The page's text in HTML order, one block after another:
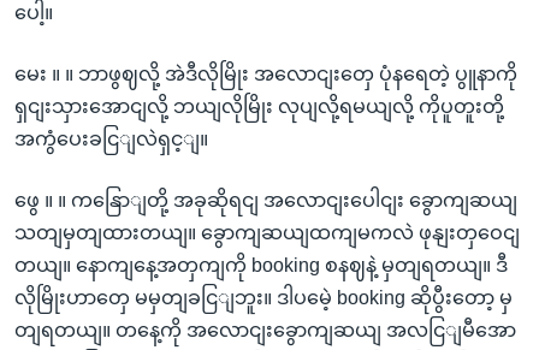
ပေါ့။
မေး ။ ။ ဘာဖွဈလို့ အဲဒီလိုမြိုး အလောငျးတှေ ပုံနရေတဲ့ ပွူနာကို
ရှငျးသှားအောငျလို့ ဘယျလိုမြိုး လုပျလို့ရမယျလို့ ကိုပူတူးတို့
အကွံပေးခငြျလဲရှင့ျ။
ဖွေ ။ ။ ကနြောျတို့ အခုဆိုရငျ အလောငျးပေါငျး ခွောကျဆယျ
သတျမှတျထားတယျ။ ခွောကျဆယျထကျမကလဲ ဖုနျးတှဝေငျ
တယျ။ နောကျနေ့အတှကျကို booking စနဈနဲ့ မှတျရတယျ။ ဒီ
လိုမြိုးဟာတှေ မမှတျခငြျဘူး။ ဒါပမေဲ့ booking ဆိုပွီးတော့ မှ
တျရတယျ။ တနေ့ကို အလောငျးခွောကျဆယျ အလငြျမီအော